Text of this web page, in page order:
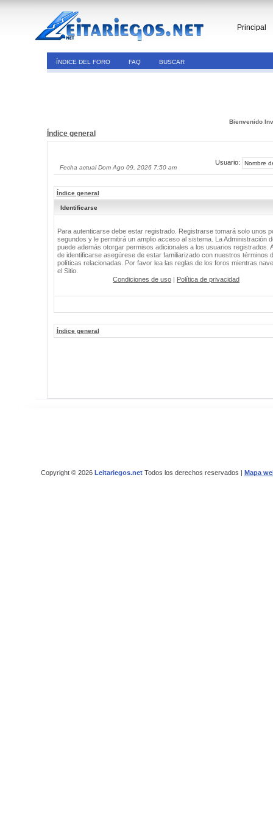
Principal
ÍNDICE DEL FORO FAQ BUSCAR
Bienvenido
Índice general
Fecha actual Dom Ago 09, 2026 7:50 am
Usuario:
Índice general
Identificarse
Para autenticarse debe estar registrado. Registrarse tomará solo unos
segundos y le permitirá un amplio acceso al sistema. La Administración
puede además otorgar permisos adicionales a los usuarios registrados.
de identificarse asegúrese de estar familiarizado con nuestros términos
políticas relacionadas. Por favor lea las reglas de los foros mientras
el Sitio.
Condiciones de uso | Política de privacidad
Índice general
Copyright © 2026 Leitariegos.netTodos los derechos reservados | Mapa